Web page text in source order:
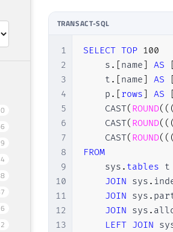
9
4
8
2
TRANSACT-SQL
1
2
3
4
5
6
7
8
9
10
11
12
13
SELECT TOP 100
    s
. name AS
    t
. name AS
    p
. rows AS
    CAST
( ROUND( ( (
    CAST
( ROUND( ( (
    CAST
( ROUND( ( (
FROM
    sys
. tables t
JOIN sys .
JOIN sys .
JOIN sys .
LEFT JOIN